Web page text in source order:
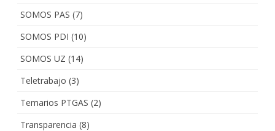
SOMOS PAS (7)
SOMOS PDI (10)
SOMOS UZ (14)
Teletrabajo (3)
Temarios PTGAS (2)
Transparencia (8)